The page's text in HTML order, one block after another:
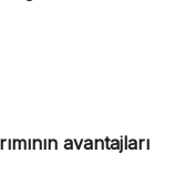
avantajları